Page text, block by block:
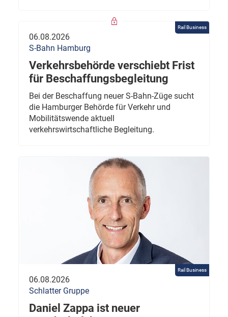
Rail Business
06.08.2026
S-Bahn Hamburg
Verkehrsbehörde verschiebt Frist
für Beschaffungsbegleitung
Bei der Beschaffung neuer S-Bahn-Züge sucht
die Hamburger Behörde für Verkehr und
Mobilitätswende aktuell
verkehrswirtschaftliche Begleitung.
Rail Business
06.08.2026
Schlatter Gruppe
Daniel Zappa ist neuer